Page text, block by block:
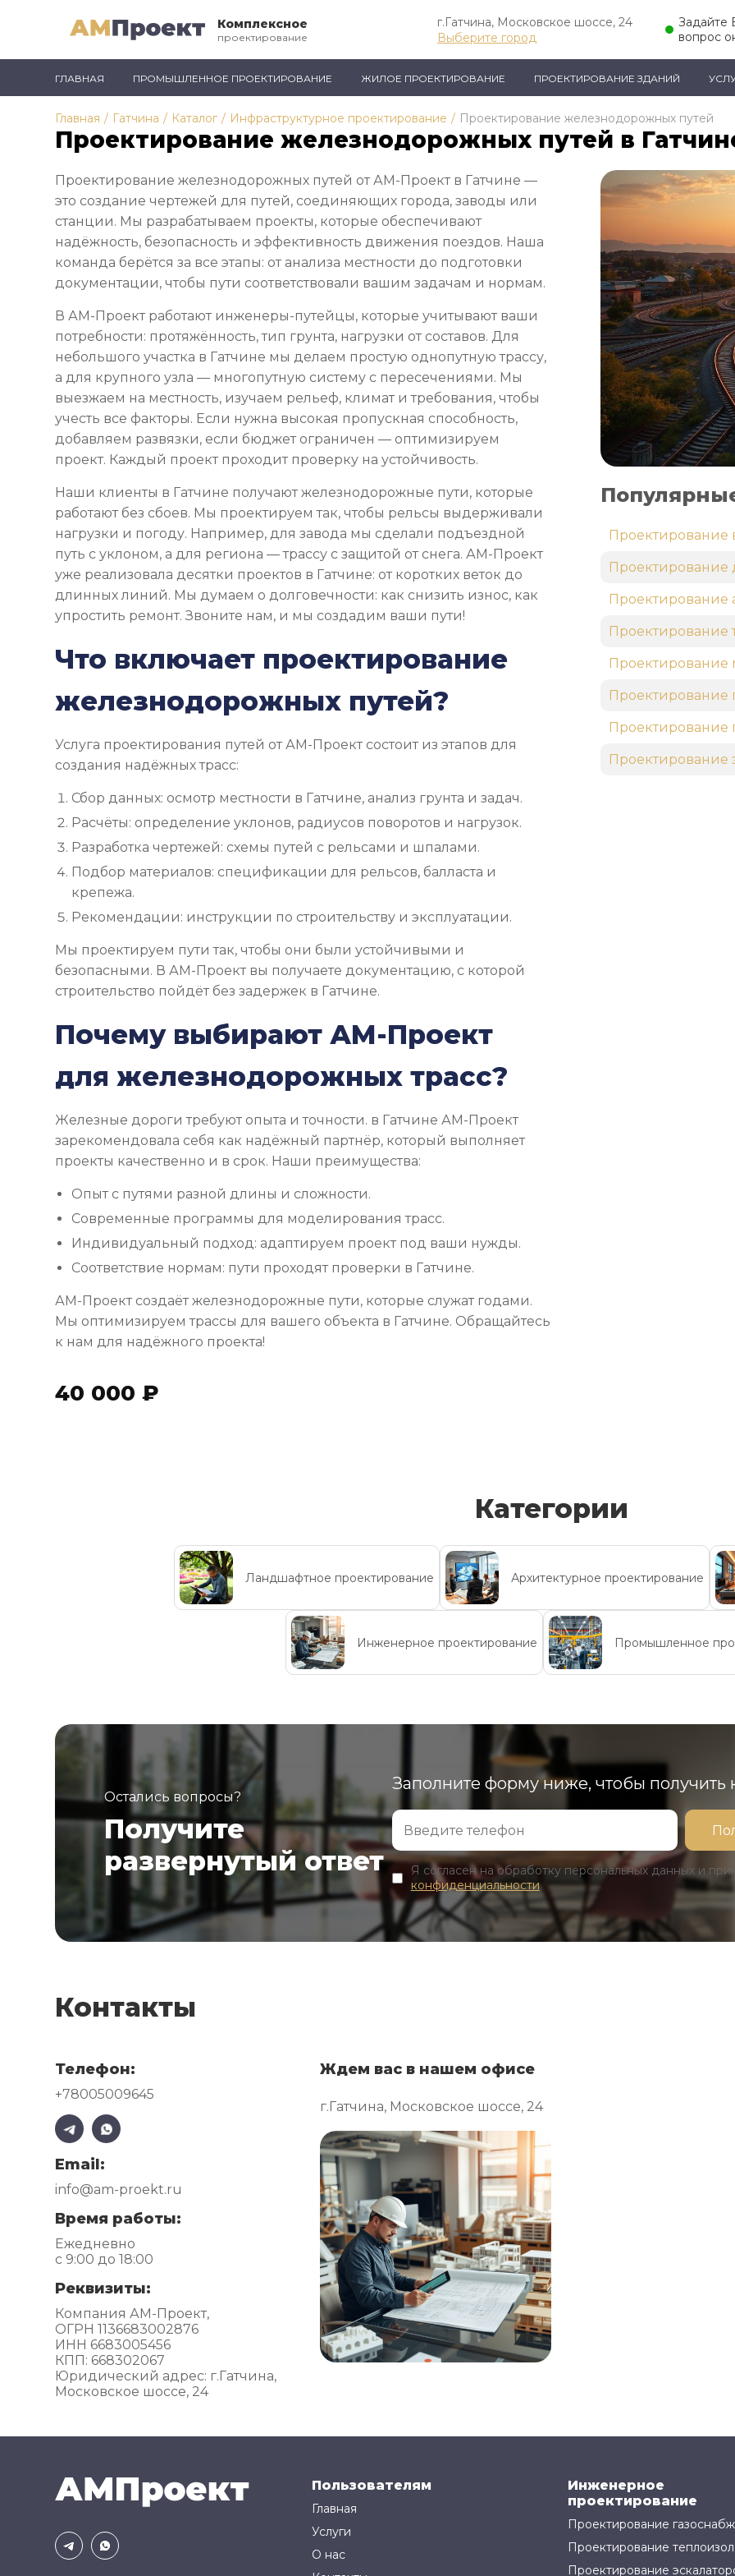
Комплексное
проектирование
г.Гатчина, Московское шоссе, 24
Выберите город
Задайте
вопрос
ГЛАВНАЯ ПРОМЫШЛЕННОЕ ПРОЕКТИРОВАНИЕ ЖИЛОЕ ПРОЕКТИРОВАНИЕ ПРОЕКТИРОВАНИЕ ЗДАНИЙ
Главная / Гатчина / Каталог / Инфраструктурное проектирование / Проектирование железнодорожных путей
Проектирование железнодорожных путей в
Проектирование железнодорожных путей от АМ-Проект в Гатчине —
это создание чертежей для путей, соединяющих города, заводы или
станции. Мы разрабатываем проекты, которые обеспечивают
надёжность, безопасность и эффективность движения поездов. Наша
команда берётся за все этапы: от анализа местности до подготовки
документации, чтобы пути соответствовали вашим задачам и нормам.
В АМ-Проект работают инженеры-путейцы, которые учитывают ваши
потребности: протяжённость, тип грунта, нагрузки от составов. Для
небольшого участка в Гатчине мы делаем простую однопутную трассу,
а для крупного узла — многопутную систему с пересечениями. Мы
выезжаем на местность, изучаем рельеф, климат и требования, чтобы
учесть все факторы. Если нужна высокая пропускная способность,
добавляем развязки, если бюджет ограничен — оптимизируем
проект. Каждый проект проходит проверку на устойчивость.
Наши клиенты в Гатчине получают железнодорожные пути, которые
работают без сбоев. Мы проектируем так, чтобы рельсы выдерживали
нагрузки и погоду. Например, для завода мы сделали подъездной
путь с уклоном, а для региона — трассу с защитой от снега. АМ-Проект
уже реализовала десятки проектов в Гатчине: от коротких веток до
длинных линий. Мы думаем о долговечности: как снизить износ, как
упростить ремонт. Звоните нам, и мы создадим ваши пути!
Что включает проектирование
железнодорожных путей?
Услуга проектирования путей от АМ-Проект состоит из этапов для
создания надёжных трасс:
Сбор данных: осмотр местности в Гатчине, анализ грунта и задач.
Расчёты: определение уклонов, радиусов поворотов и нагрузок.
Разработка чертежей: схемы путей с рельсами и шпалами.
Подбор материалов: спецификации для рельсов, балласта и
крепежа.
Рекомендации: инструкции по строительству и эксплуатации.
Мы проектируем пути так, чтобы они были устойчивыми и
безопасными. В АМ-Проект вы получаете документацию, с которой
строительство пойдёт без задержек в Гатчине.
Почему выбирают АМ-Проект
для железнодорожных трасс?
Железные дороги требуют опыта и точности. в Гатчине АМ-Проект
зарекомендовала себя как надёжный партнёр, который выполняет
проекты качественно и в срок. Наши преимущества:
Опыт с путями разной длины и сложности.
Современные программы для моделирования трасс.
Индивидуальный подход: адаптируем проект под ваши нужды.
Соответствие нормам: пути проходят проверки в Гатчине.
АМ-Проект создаёт железнодорожные пути, которые служат годами.
Мы оптимизируем трассы для вашего объекта в Гатчине. Обращайтесь
к нам для надёжного проекта!
40 000 ₽
Проектирование
Проектирование
Проектирование
Проектирование
Проектирование
Проектирование
Проектирование
Проектирование
Категории
Ландшафтное проектирование Архитектурное проектирование
Инженерное проектирование Промышленное
Остались вопросы?
Получите
развернутый ответ
Заполните форму ниже, чтобы получить
Я согласен на обработку персональных данных и
конфиденциальности
Контакты
Телефон:
+78005009645
Email:
info@am-proekt.ru
Время работы:
Ежедневно
с 9:00 до 18:00
Реквизиты:
Компания АМ-Проект,
ОГРН 1136683002876
ИНН 6683005456
КПП: 668302067
Юридический адрес: г.Гатчина,
Московское шоссе, 24
Ждем вас в нашем офисе
г.Гатчина, Московское шоссе, 24
Пользователям
Главная
Услуги
О нас
Инженерное
проектирование
Проектирование
Проектирование
Проектирование